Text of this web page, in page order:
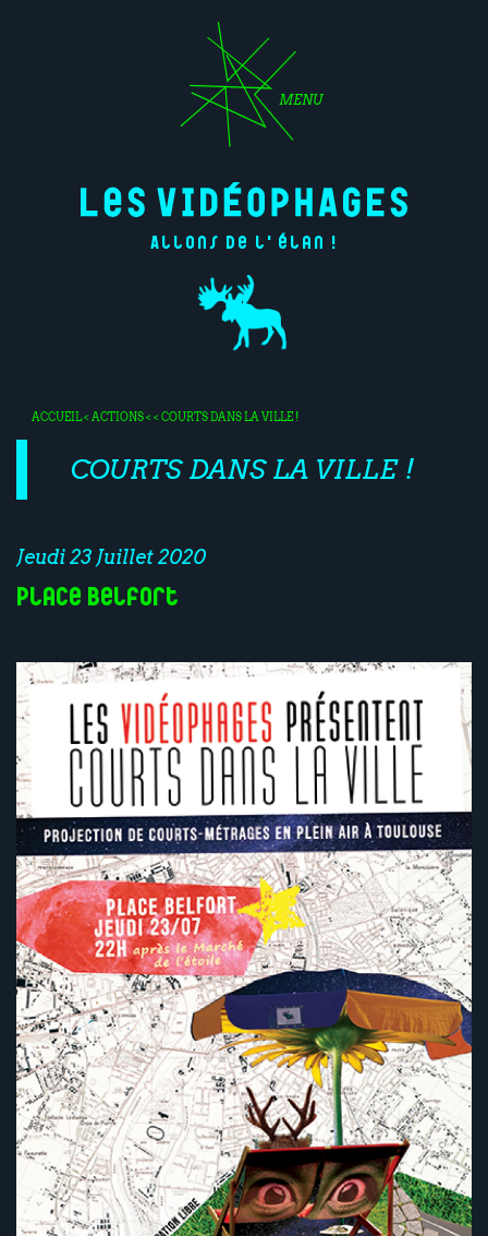
MENU
Allons de l'élan !
ACCUEIL<ACTIONS< < COURTS DANS LA VILLE !
COURTS DANS LA VILLE !
Jeudi 23 Juillet 2020
Place Belfort